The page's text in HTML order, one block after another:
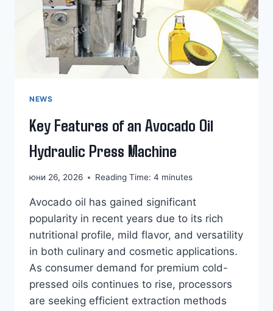
OIL
PRODUCTION?
NEWS
Key Features of an Avocado Oil
Hydraulic Press Machine
юни 26, 2026 Reading Time: 4 minutes
Avocado oil has gained significant
popularity in recent years due to its rich
nutritional profile, mild flavor, and versatility
in both culinary and cosmetic applications.
As consumer demand for premium cold-
pressed oils continues to rise, processors
are seeking efficient extraction methods